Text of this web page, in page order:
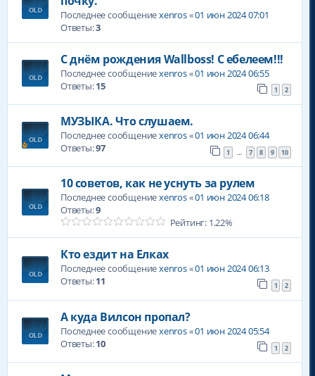
Последнее сообщениеxenros«01 июн 2024 07:01
Ответы:3
С днём рождения Wallboss! С ебелеем!!!
Последнее сообщениеxenros«01 июн 2024 06:55
Ответы:15 1 2
МУЗЫКА. Что слушаем.
Последнее сообщениеxenros«01 июн 2024 06:44
Ответы:97 1 … 7 8 9 10
10 советов, как не уснуть за рулем
Последнее сообщениеxenros«01 июн 2024 06:18
Ответы:9
Рейтинг: 1.22%
Кто ездит на Елках
Последнее сообщениеxenros«01 июн 2024 06:13
Ответы:11 1 2
А куда Вилсон пропал?
Последнее сообщениеxenros«01 июн 2024 05:54
Ответы:10 1 2